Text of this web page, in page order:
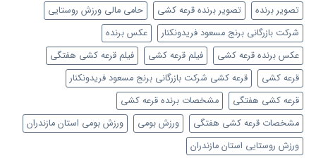
تصویر برنده تصویر برنده قرعه کشی
حامی مالی ورزش روستایی
شرکت بازرگانی برنج مسعود فریدونکنار
عکس برنده
عکس برنده قرعه کشی
فیلم قرعه کشی
فیلم قرعه کشی هفتگی
قرعه کشی
قرعه کشی شرکت بازرگانی برنج مسعود فریدونکنار
قرعه کشی هفتگی
مشخصات برنده قرعه کشی
مشخصات قرعه کشی هفتگی
ورزش بومی
ورزش بومی استان مازندران
ورزش روستایی استان مازندران